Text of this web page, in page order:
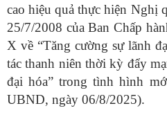
cao hiệu quả thực hiện Nghị
25/7/2008 của Ban Chấp
X về “Tăng cường sự lãnh
tác thanh niên thời kỳ đẩy
đại hóa” trong tình hình
UBND, ngày 06/8/2025).